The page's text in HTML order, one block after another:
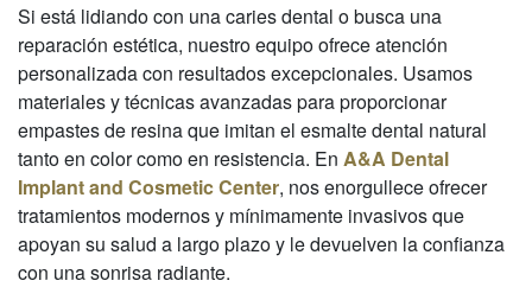
Si está lidiando con una caries dental o busca una
reparación estética, nuestro equipo ofrece atención
personalizada con resultados excepcionales. Usamos
materiales y técnicas avanzadas para proporcionar
empastes de resina que imitan el esmalte dental natural
tanto en color como en resistencia. En A&A Dental
Implant and Cosmetic Center, nos enorgullece ofrecer
tratamientos modernos y mínimamente invasivos que
apoyan su salud a largo plazo y le devuelven la confianza
con una sonrisa radiante.